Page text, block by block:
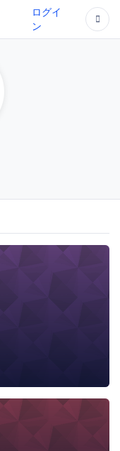
ログイ
ン